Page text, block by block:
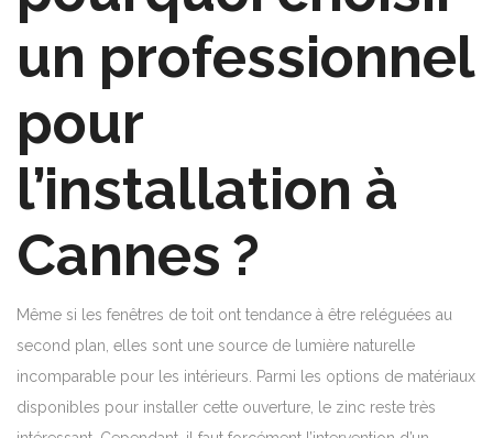
un professionnel
pour
l’installation à
Cannes ?
Même si les fenêtres de toit ont tendance à être reléguées au
second plan, elles sont une source de lumière naturelle
incomparable pour les intérieurs. Parmi les options de matériaux
disponibles pour installer cette ouverture, le zinc reste très